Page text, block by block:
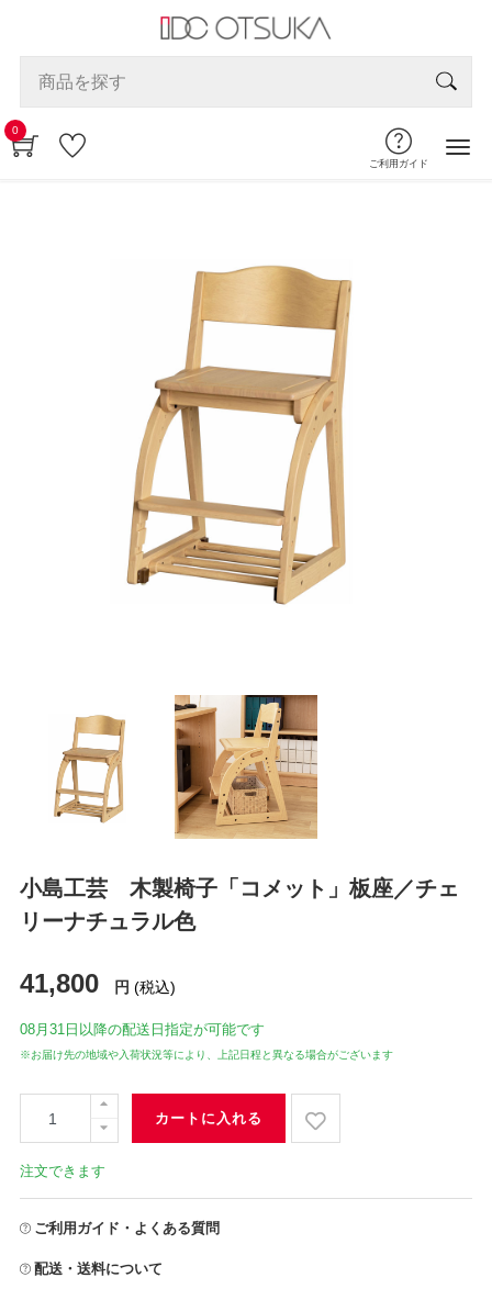
0
ご利用ガイド
小島工芸 木製椅子「コメット」板座／チェ
リーナチュラル色
41,800 円 (税込)
08月31日 以降の配送日指定が可能です
※お届け先の地域や入荷状況等により、上記日程と異なる場合がございます
カートに入れる
注文できます
ご利用ガイド・よくある質問
配送・送料について